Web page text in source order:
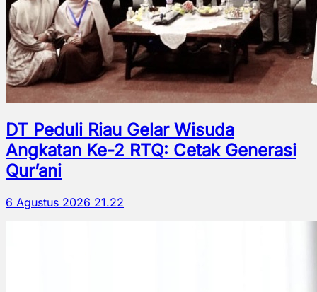
DT Peduli Riau Gelar Wisuda
Angkatan Ke-2 RTQ: Cetak Generasi
Qur’ani
6 Agustus 2026 21.22